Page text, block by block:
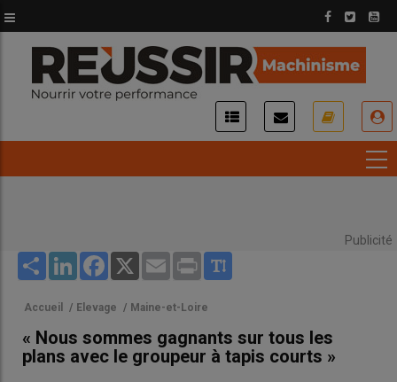
au
contenu
principal
Publicité
Share LinkedInFacebook
X Email Print
Accueil / Elevage / Maine-et-Loire
« Nous sommes gagnants sur tous les
plans avec le groupeur à tapis courts »